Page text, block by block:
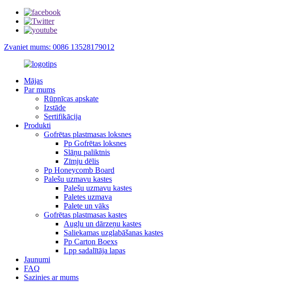
Zvaniet mums: 0086 13528179012
Mājas
Par mums
Rūpnīcas apskate
Izstāde
Sertifikācija
Produkti
Gofrētas plastmasas loksnes
Pp Gofrētas loksnes
Slāņu paliktnis
Zīmju dēlis
Pp Honeycomb Board
Palešu uzmavu kastes
Palešu uzmavu kastes
Paletes uzmava
Palete un vāks
Gofrētas plastmasas kastes
Augļu un dārzeņu kastes
Saliekamas uzglabāšanas kastes
Pp Carton Boexs
Lpp sadalītāja lapas
Jaunumi
FAQ
Sazinies ar mums